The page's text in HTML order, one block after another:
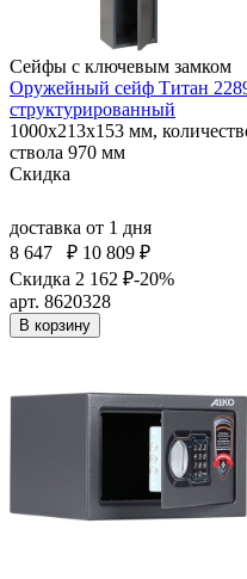
Сейфы с ключевым замком
Оружейный сейф Титан
структурированный
1000x213x153 мм,
ствола 970 мм
Скидка
доставка от 1 дня
8 647
₽ 10 809 ₽
Скидка 2 162 ₽-20%
арт. 8620328
В корзину